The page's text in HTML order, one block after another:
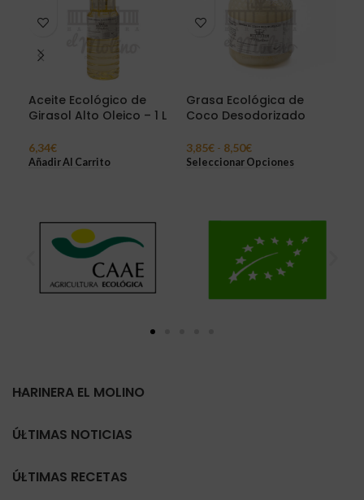
Aceite Ecológico de
Girasol Alto Oleico – 1 L
6,34€
Añadir Al Carrito
Grasa Ecológica de
Coco Desodorizado
3,85€ - 8,50€
Seleccionar Opciones
HARINERA EL MOLINO
ÚLTIMAS NOTICIAS
ÚLTIMAS RECETAS